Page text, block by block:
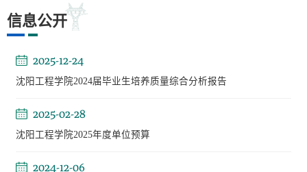
信息公开
2025-12-24
沈阳工程学院2024届毕业生培养质量综合分析报告
2025-02-28
沈阳工程学院2025年度单位预算
2024-12-06